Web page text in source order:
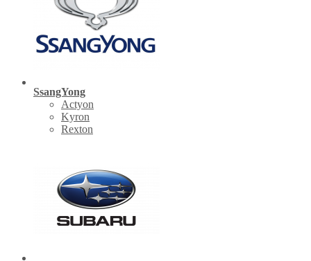
SsangYong
Actyon
Kyron
Rexton